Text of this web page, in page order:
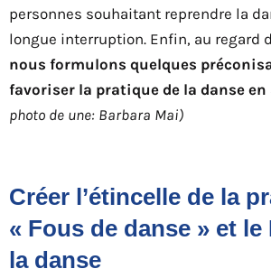
personnes souhaitant reprendre la
longue interruption. Enfin, au regard
nous formulons quelques
favoriser la pratique de la danse
photo de une: Barbara Mai)
Créer l’étincelle de la
« Fous de danse » et le
la danse